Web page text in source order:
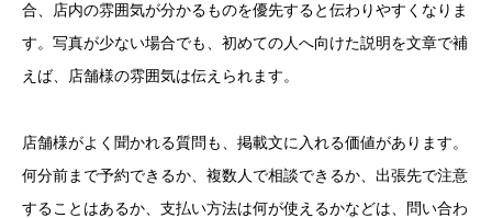
合、店内の雰囲気が分かるものを優先すると伝わりやすくなりま
す。写真が少ない場合でも、初めての人へ向けた説明を文章で補
えば、店舗様の雰囲気は伝えられます。
店舗様がよく聞かれる質問も、掲載文に入れる価値があります。
何分前まで予約できるか、複数人で相談できるか、出張先で注意
することはあるか、支払い方法は何が使えるかなどは、問い合わ